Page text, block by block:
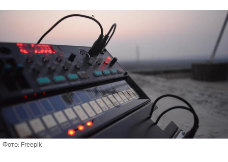
Фото: Freepik